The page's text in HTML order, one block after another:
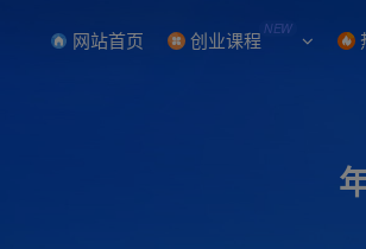
网站首页 创业课程 NEW